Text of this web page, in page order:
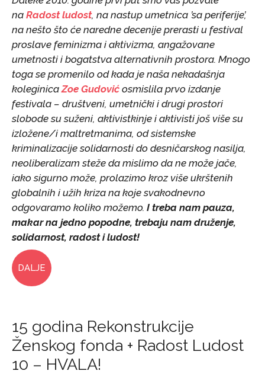
na Radost ludost, na nastup umetnica ’sa periferije’,
na nešto što će naredne decenije prerasti u festival
proslave feminizma i aktivizma, angažovane
umetnosti i bogatstva alternativnih prostora. Mnogo
toga se promenilo od kada je naša nekadašnja
koleginicaZoe Gudović osmislila prvo izdanje
festivala – društveni, umetnički i drugi prostori
slobode su suženi, aktivistkinje i aktivisti još više su
izložene/i maltretmanima, od sistemske
kriminalizacije solidarnosti do desničarskog nasilja,
neoliberalizam steže da mislimo da ne može jače,
iako sigurno može, prolazimo kroz više ukrštenih
globalnih i užih kriza na koje svakodnevno
odgovaramo koliko možemo. I treba nam pauza,
makar na jedno popodne, trebaju nam druženje,
solidarnost, radost i ludost!
DALJE
15 godina Rekonstrukcije
Ženskog fonda + Radost Ludost
10 – HVALA!